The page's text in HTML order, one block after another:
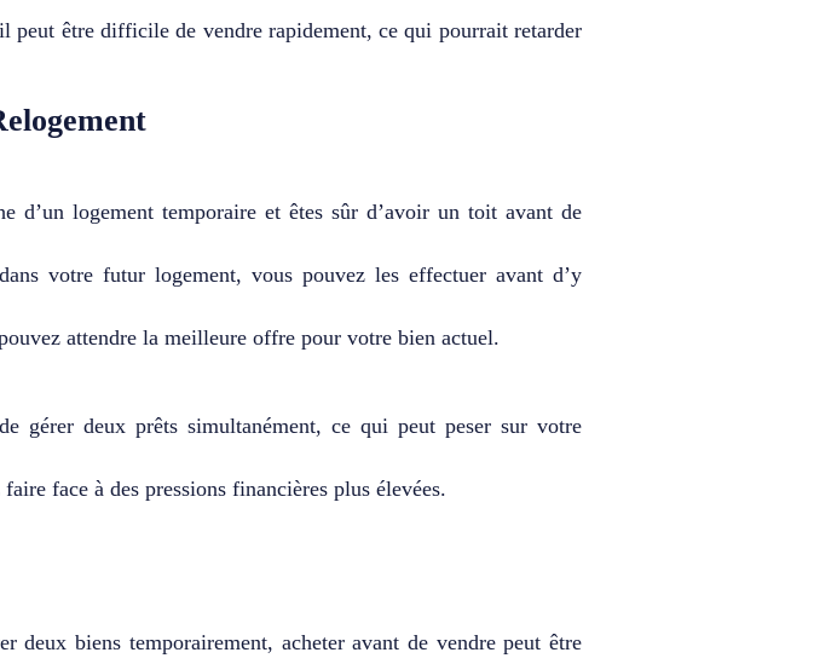
peut être difficile de vendre rapidement, ce qui pourrait retarder
d’un logement temporaire et êtes sûr d’avoir un toit avant de
votre futur logement, vous pouvez les effectuer avant d’y
attendre la meilleure offre pour votre bien actuel.
gérer deux prêts simultanément, ce qui peut peser sur votre
face à des pressions financières plus élevées.
deux biens temporairement, acheter avant de vendre peut être